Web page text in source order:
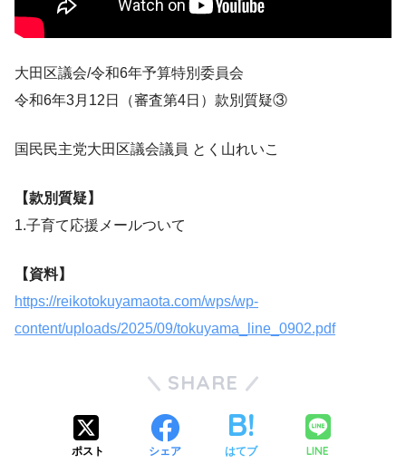
大田区議会/令和6年予算特別委員会
令和6年3月12日（審査第4日）款別質疑③
国民民主党大田区議会議員 とく山れいこ
【款別質疑】
1.子育て応援メールついて
【資料】
https://reikotokuyamaota.com/wps/wp-
content/uploads/2025/09/tokuyama_line_0902.pdf
SHARE
ポスト シェア はてブ LINE